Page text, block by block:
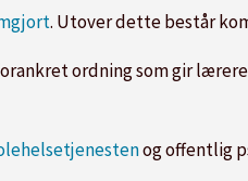
. Utover dette består
ordning som gir
og offentlig